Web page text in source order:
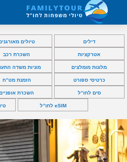
דילים טיולים
אטרקציות השכרת רכב
מלונות מומלצים מוניות משדה
כרטיסי ספורט הזמנת מט”ח
סים לחו”ל השכרת
eSIM לחו”ל